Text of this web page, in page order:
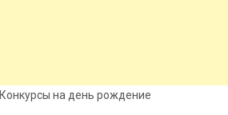
Конкурсы нa дeнь рождeниe